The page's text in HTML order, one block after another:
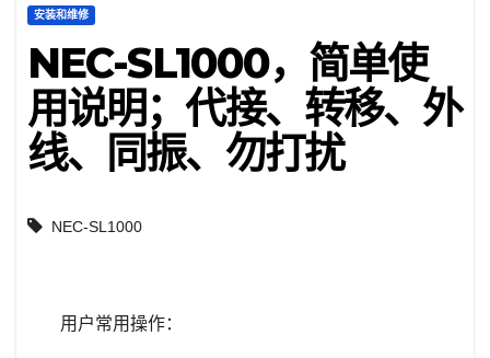
安装和维修
NEC-SL1000，简单使
用说明；代接、转移、外
线、同振、勿打扰
NEC-SL1000
用户常用操作：